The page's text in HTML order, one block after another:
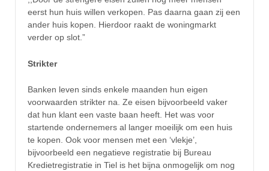
eerst hun huis willen verkopen. Pas daarna gaan zij een
ander huis kopen. Hierdoor raakt de woningmarkt
verder op slot.”
Strikter
Banken leven sinds enkele maanden hun eigen
voorwaarden strikter na. Ze eisen bijvoorbeeld vaker
dat hun klant een vaste baan heeft. Het was voor
startende ondernemers al langer moeilijk om een huis
te kopen. Ook voor mensen met een ‘vlekje’,
bijvoorbeeld een negatieve registratie bij Bureau
Kredietregistratie in Tiel is het bijna onmogelijk om nog